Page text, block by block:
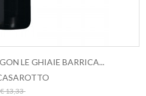
LE GHIAIE BARRICA...
€ 13,33